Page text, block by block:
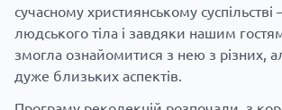
сучасному християнському суспільстві
людського тіла і завдяки нашим
змогла ознайомитися з нею з різних,
дуже близьких аспектів.